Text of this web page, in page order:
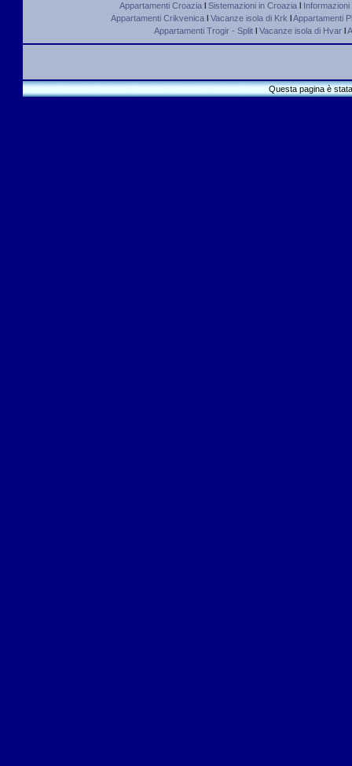
Appartamenti Croazial Sistemazioni in Croazial Informazioni
Appartamenti Crikvenica l Vacanze isola di Krk lAppartamenti
Appartamenti Trogir - Split l Vacanze isola di Hvar l
Questa pagina è